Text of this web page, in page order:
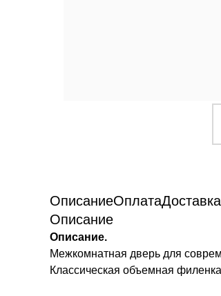
ОписаниеОплатаДоставка
Описание
Описание.
Межкомнатная дверь для
Классическая объемная филенка